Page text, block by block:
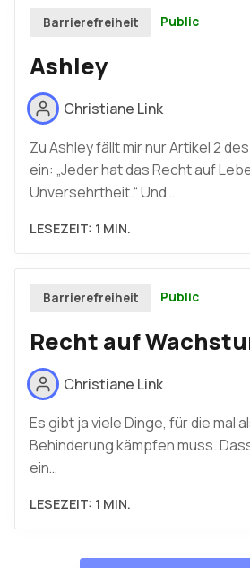
Barrierefreiheit Public
Ashley
Christiane Link
Zu Ashley fällt mir nur Artikel 2
ein: „Jeder hat das Recht auf
Unversehrtheit.“ Und…
LESEZEIT: 1 MIN.
Barrierefreiheit Public
Recht auf
Christiane Link
Es gibt ja viele Dinge, für die mal
Behinderung kämpfen muss.
ein…
LESEZEIT: 1 MIN.